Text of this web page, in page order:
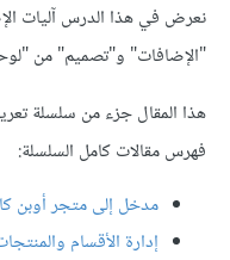
نعرض في هذا الدرس آليات
"الإضافات" و"تصميم" من
هذا المقال جزء من سلسلة
فهرس مقالات كامل السلسلة:
مدخل إلى متجر أوبن
إدارة الأقسام